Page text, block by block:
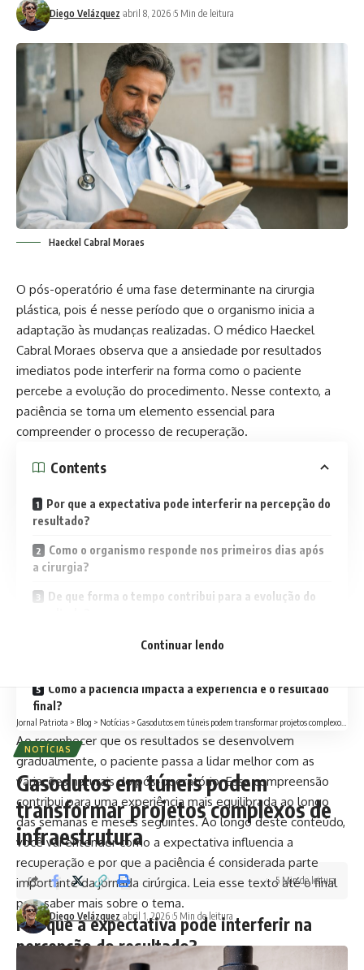
Diego Velázquez abril 8, 2026 5 Min de leitura
Haeckel Cabral Moraes
O pós-operatório é uma fase determinante na cirurgia
plástica, pois é nesse período que o organismo inicia a
adaptação às mudanças realizadas. O médico Haeckel
Cabral Moraes observa que a ansiedade por resultados
imediatos pode interferir na forma como o paciente
percebe a evolução do procedimento. Nesse contexto, a
paciência se torna um elemento essencial para
compreender o processo de recuperação.
Contents
Por que a expectativa pode interferir na percepção do
resultado?
Como o organismo responde nos primeiros dias após
a cirurgia?
De que forma o tempo contribui para a evolução do
Qual é o papel do acompanhamento na construção
Como a paciência impacta a experiência e o resultado
final?
Ao reconhecer que os resultados se desenvolvem
gradualmente, o paciente passa a lidar melhor com as
variações naturais do pós-operatório. Essa compreensão
contribui para uma experiência mais equilibrada ao longo
das semanas e meses seguintes. Ao longo deste conteúdo,
você vai entender como a expectativa influencia a
recuperação e por que a paciência é considerada parte
importante da jornada cirúrgica. Leia esse texto até o final
para saber mais sobre o tema.
Por que a expectativa pode interferir na
percepção do resultado?
Continuar lendo
Jornal Patriota > Blog > Notícias > Gasodutos em túneis podem transformar projetos complexos de infraestrutura
NOTÍCIAS
Gasodutos em túneis podem
transformar projetos complexos de
infraestrutura
Diego Velázquez abril 1, 2026 5 Min de leitura
5 Min de leitura